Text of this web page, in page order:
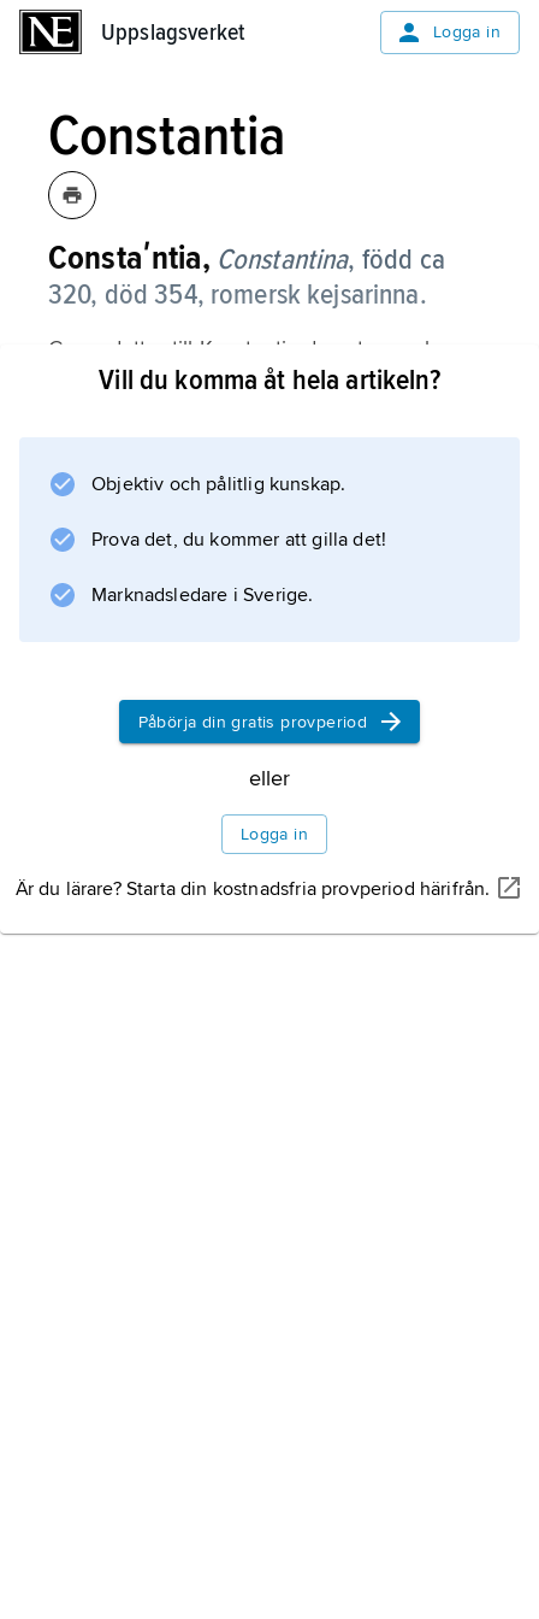
Uppslagsverket Logga in
Constantia
Constaʹntia, Constantina, född ca
320, död 354, romersk kejsarinna.
C. var dotter till Konstantin den store och
Fausta och utnyttjades i den dynastiska
till caesar nyss upphöjde Gallus. Hon
skall bl.a. ha legat bakom dennes blodiga
Information om artikeln
Vill du komma åt hela artikeln?
Objektiv och pålitlig kunskap.
Prova det, du kommer att gilla det!
Marknadsledare i Sverige.
Påbörja din gratis provperiod
eller
Logga in
Är du lärare? Starta din kostnadsfria provperiod härifrån.